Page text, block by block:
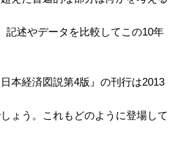
記述やデータを比較してこの10年
本経済図説第4版』の刊行は2013
ょう。これもどのように登場して